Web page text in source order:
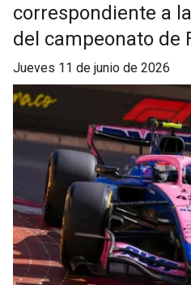
correspondiente a
del campeonato de
jueves 11 de junio de 2026